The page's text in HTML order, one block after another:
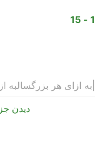
به ازای هر بزرگسالبه
دیدن